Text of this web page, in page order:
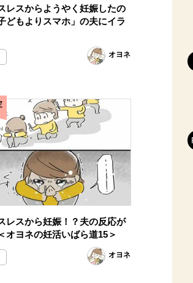
レスからようやく妊娠したの
どもよりスマホ」の夫にイラ
オヨネ
レスから妊娠！？夫の反応が
オヨネの妊活いばら道15＞
オヨネ